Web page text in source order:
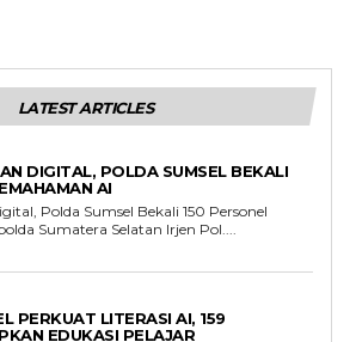
LATEST ARTICLES
DIGITAL, POLDA SUMSEL BEKALI
AI
Polda Sumsel Bekali 150 Personel
AI Kapolda Sumatera Selatan Irjen Pol....
PERKUAT LITERASI AI, 159
EDUKASI PELAJAR